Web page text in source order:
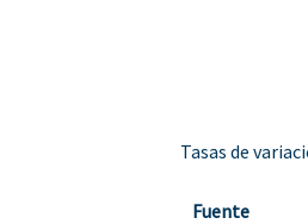
Tasas de
Fuente